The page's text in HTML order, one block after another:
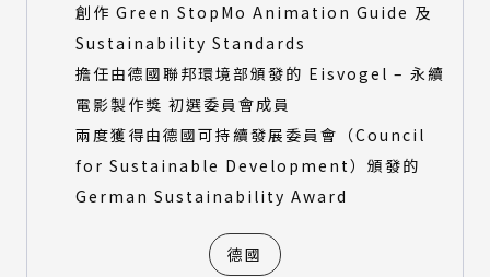
創作 Green StopMo Animation Guide 及
Sustainability Standards
擔任由德國聯邦環境部頒發的 Eisvogel – 永續
電影製作獎 初選委員會成員
兩度獲得由德國可持續發展委員會（Council
for Sustainable Development）頒發的
German Sustainability Award
德國